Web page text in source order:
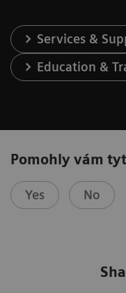
Services &
Education &
Pomohly vám
Yes No